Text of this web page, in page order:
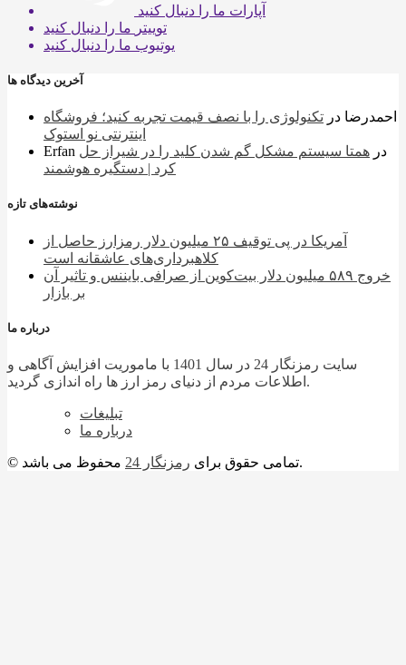
آپارات ما را دنبال کنید
توییتر ما را دنبال کنید
یوتیوب ما را دنبال کنید
آخرین دیدگاه ها
احمدرضا در تکنولوژی را با نصف قیمت تجربه کنید؛ فروشگاه
اینترنتی نو استوک
Erfan
در همتا سیستم مشکل گم شدن کلید را در شیراز حل
کرد | دستگیره هوشمند
نوشته‌های تازه
آمریکا در پی توقیف ۲۵ میلیون دلار رمزارز حاصل از
کلاهبرداری‌های عاشقانه است
خروج ۵۸۹ میلیون دلار بیت‌کوین از صرافی بایننس و تاثیر آن
بر بازار
درباره ما
سایت رمزنگار 24 در سال 1401 با ماموریت افزایش آگاهی و
اطلاعات مردم از دنیای رمز ارز ها راه اندازی گردید.
تبلیغات
درباره ما
© تمامی حقوق برای رمزنگار 24 محفوظ می باشد.